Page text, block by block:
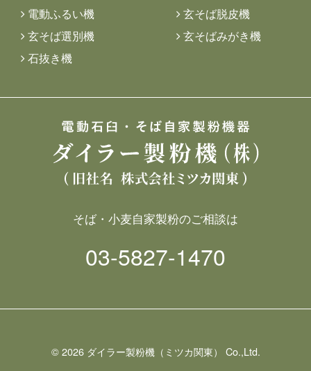
電動ふるい機
玄そば脱皮機
玄そば選別機
玄そばみがき機
石抜き機
そば・小麦自家製粉のご相談は
03-5827-1470
©2026 ダイラー製粉機（ミツカ関東） Co.,Ltd.